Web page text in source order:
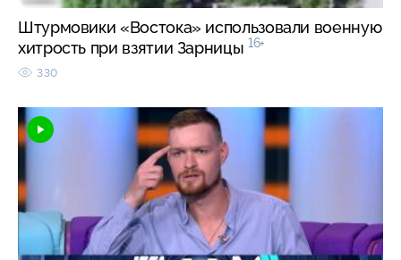
Штурмовики «Востока» использовали военную
хитрость при взятии Зарницы 16+
330